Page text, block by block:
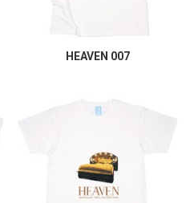
HEAVEN 007